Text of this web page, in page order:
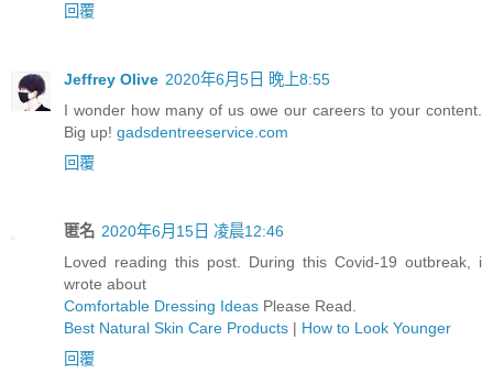
回覆
Jeffrey Olive 2020年6月5日 晚上8:55
I wonder how many of us owe our careers to your content.
Big up! gadsdentreeservice.com
回覆
匿名 2020年6月15日 凌晨12:46
Loved reading this post. During this Covid-19 outbreak, i
wrote about
Comfortable Dressing Ideas Please Read.
Best Natural Skin Care Products | How to Look Younger
回覆